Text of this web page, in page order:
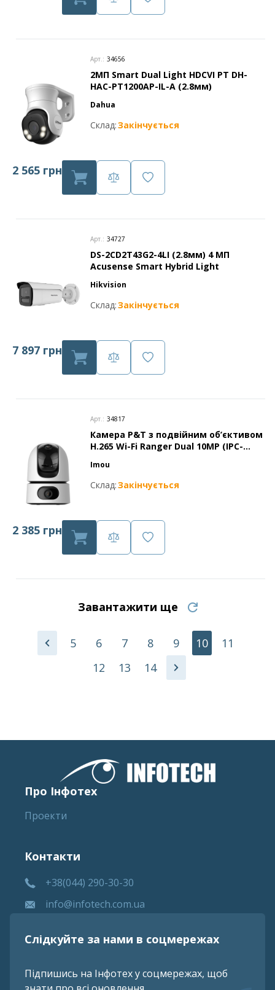
Арт.: 34656
2МП Smart Dual Light HDCVI PT DH-
HAC-PT1200AP-IL-A (2.8мм)
Dahua
Склад:Закінчується
2 565 грн
Арт.: 34727
DS-2CD2T43G2-4LI (2.8мм) 4 МП
Acusense Smart Hybrid Light
Hikvision
Склад:Закінчується
7 897 грн
Арт.: 34817
Камера P&T з подвійним об’єктивом
H.265 Wi-Fi Ranger Dual 10MP (IPC-
Imou
Склад:Закінчується
2 385 грн
Завантажити ще
5 6 7 8 9 10
11
12
13 14
Про Інфотех
Проекти
Контакти
+38(044) 290-30-30
info@infotech.com.ua
Слідкуйте за нами в соцмережах
Підпишись на Інфотех у соцмережах, щоб